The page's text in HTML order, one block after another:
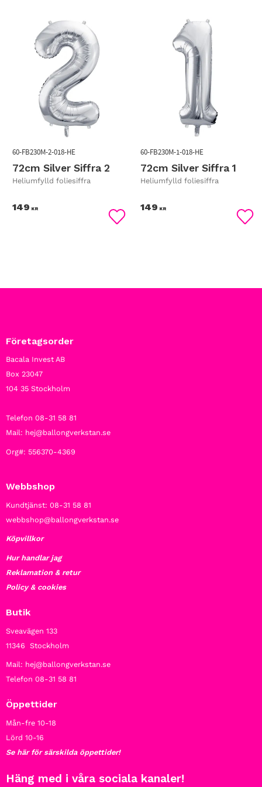
72cm Silver Siffra 2
Heliumfylld foliesiffra
60-FB230M-2-018-HE
149 KR
Lägg till i favoriter
72cm Silver Siffra 1
Heliumfylld foliesiffra
60-FB230M-1-018-HE
149 KR
Företagsorder
Bacala Invest AB
Box 23047
104 35 Stockholm
Telefon 08-31 58 81
Mail: hej@ballongverkstan.se
Org#: 556370-4369
Webbshop
Kundtjänst: 08-31 58 81
webbshop@ballongverkstan.se
Köpvillkor
Hur handlar jag
Reklamation & retur
Policy & cookies
Butik
Sveavägen 133
11346 Stockholm
Mail: hej@ballongverkstan.se
Telefon 08-31 58 81
Öppettider
Mån-fre 10-18
Lörd 10-16
Se här för särskilda öppettider!
Häng med i våra sociala kanaler!